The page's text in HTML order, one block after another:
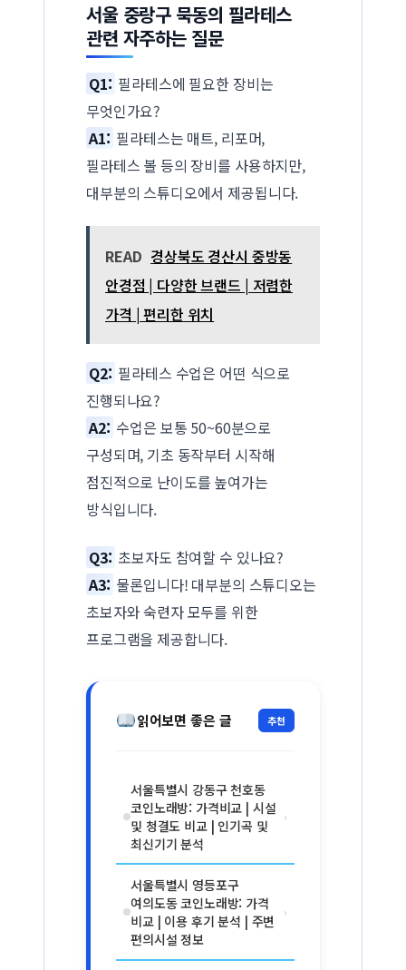
서울 중랑구 묵동의 필라테스
관련 자주하는 질문
Q1: 필라테스에 필요한 장비는
무엇인가요?
A1: 필라테스는 매트, 리포머,
필라테스 볼 등의 장비를 사용하지만,
대부분의 스튜디오에서 제공됩니다.
READ 경상북도 경산시 중방동
안경점 | 다양한 브랜드 | 저렴한
가격 | 편리한 위치
Q2: 필라테스 수업은 어떤 식으로
진행되나요?
A2: 수업은 보통 50~60분으로
구성되며, 기초 동작부터 시작해
점진적으로 난이도를 높여가는
방식입니다.
Q3: 초보자도 참여할 수 있나요?
A3: 물론입니다! 대부분의 스튜디오는
초보자와 숙련자 모두를 위한
프로그램을 제공합니다.
읽어보면 좋은 글 추천
서울특별시 강동구 천호동
코인노래방: 가격비교 | 시설
및 청결도 비교 | 인기곡 및
최신기기 분석
›
서울특별시 영등포구
여의도동 코인노래방: 가격
비교 | 이용 후기 분석 | 주변
편의시설 정보
›